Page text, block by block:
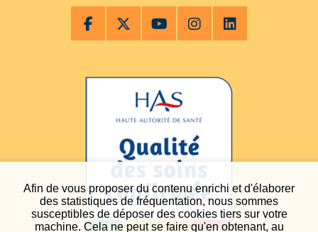
Afin de vous proposer du contenu enrichi et d'élaborer
des statistiques de fréquentation, nous sommes
susceptibles de déposer des cookies tiers sur votre
machine. Cela ne peut se faire qu'en obtenant, au